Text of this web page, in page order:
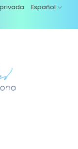
Español